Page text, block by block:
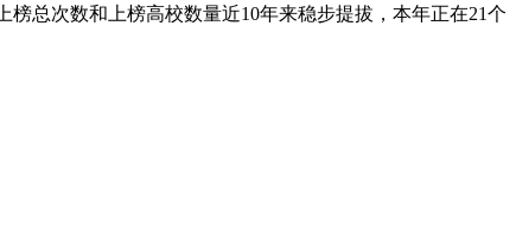
总次数和上榜高校数量近10年来稳步提拔，本年正在21个